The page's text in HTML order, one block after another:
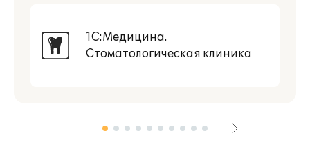
1С:Медицина.
Стоматологическая клиника